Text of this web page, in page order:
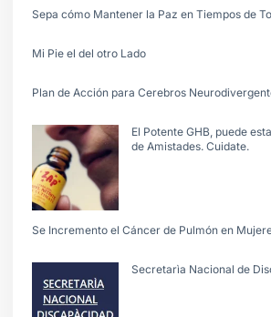
Sepa cómo Mantener la Paz en Tiempos de
Mi Pie el del otro Lado
Plan de Acción para Cerebros
El Potente GHB, puede
de Amistades. Cuidate.
Se Incremento el Cáncer de Pulmón en
Secretarìa Nacional de